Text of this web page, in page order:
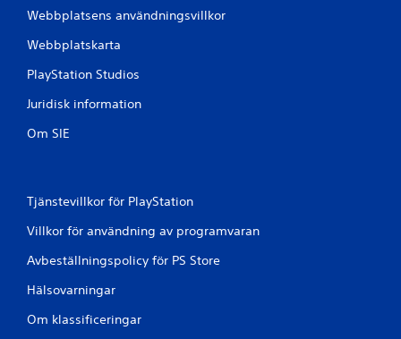
Webbplatsens användningsvillkor
Webbplatskarta
PlayStation Studios
Juridisk information
Om SIE
Tjänstevillkor för PlayStation
Villkor för användning av programvaran
Avbeställningspolicy för PS Store
Hälsovarningar
Om klassificeringar